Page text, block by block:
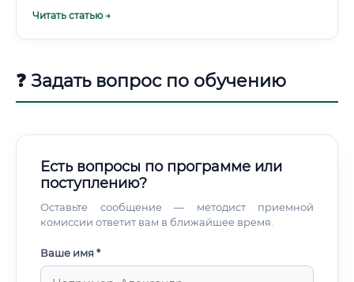
в руках инженера-электрика, но не его заменой. ИИ-
предиктивного обслуживания (предсказания поломок).
Читать статью →
❓ Задать вопрос по обучению
Есть вопросы по программе или
поступлению?
Оставьте сообщение — методист приемной
комиссии ответит вам в ближайшее время.
Ваше имя *